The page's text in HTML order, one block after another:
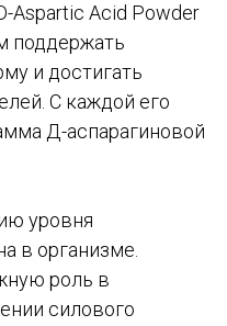
Aspartic Acid Powder
поддержать
и достигать
С каждой его
Д-аспарагиновой
уровня
в организме.
роль в
силового